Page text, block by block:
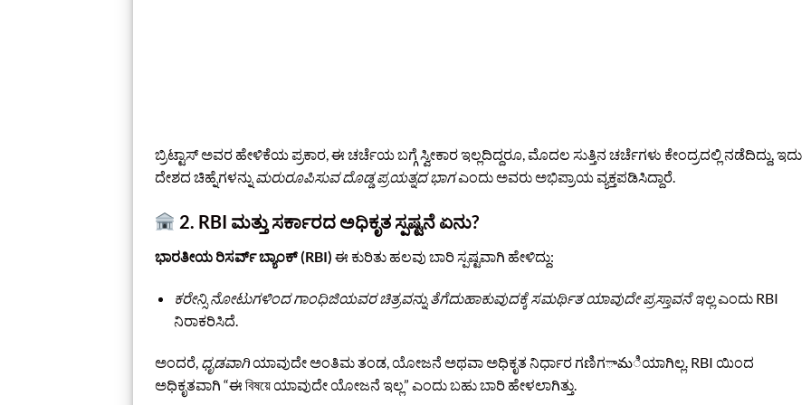
ಬ್ರಿಟ್ಟಾಸ್‌ ಅವರ ಹೇಳಿಕೆಯ ಪ್ರಕಾರ, ಈ ಚರ್ಚೆಯ ಬಗ್ಗೆ ಸ್ವೀಕಾರ ಇಲ್ಲದಿದ್ದರೂ, ಮೊದಲ ಸುತ್ತಿನ ಚರ್ಚೆಗಳು ಕೇಂದ್ರದಲ್ಲಿ ನಡೆದಿದ್ದು, ಇದು
ದೇಶದ ಚಿಹ್ನೆಗಳನ್ನು ಮರುರೂಪಿಸುವ ದೊಡ್ಡ ಪ್ರಯತ್ನದ ಭಾಗಎಂದು ಅವರು ಅಭಿಪ್ರಾಯ ವ್ಯಕ್ತಪಡಿಸಿದ್ದಾರೆ.
2. RBI ಮತ್ತು ಸರ್ಕಾರದ ಅಧಿಕೃತ ಸ್ಪಷ್ಟನೆ ಏನು?
ಭಾರತೀಯ ರಿಸರ್ವ್ ಬ್ಯಾಂಕ್ (RBI) ಈ ಕುರಿತು ಹಲವು ಬಾರಿ ಸ್ಪಷ್ಟವಾಗಿ ಹೇಳಿದ್ದು:
ಕರೇನ್ಸಿ ನೋಟುಗಳಿಂದ ಗಾಂಧಿಜಿಯವರ ಚಿತ್ರವನ್ನು ತೆಗೆದುಹಾಕುವುದಕ್ಕೆ ಸಮರ್ಥಿತ ಯಾವುದೇ ಪ್ರಸ್ತಾವನೆ ಇಲ್ಲಎಂದು RBI
ನಿರಾಕರಿಸಿದೆ.
ಅಂದರೆ, ಧೃಡವಾಗಿಯಾವುದೇ ಅಂತಿಮ ತಂಡ, ಯೋಜನೆ ಅಥವಾ ಅಧಿಕೃತ ನಿರ್ಧಾರ ಗಣಿಗామಿಯಾಗಿಲ್ಲ. RBI ಯಿಂದ
ಅಧಿಕೃತವಾಗಿ “ಈ বিষয়ে ಯಾವುದೇ ಯೋಜನೆ ಇಲ್ಲ” ಎಂದು ಬಹು ಬಾರಿ ಹೇಳಲಾಗಿತ್ತು.